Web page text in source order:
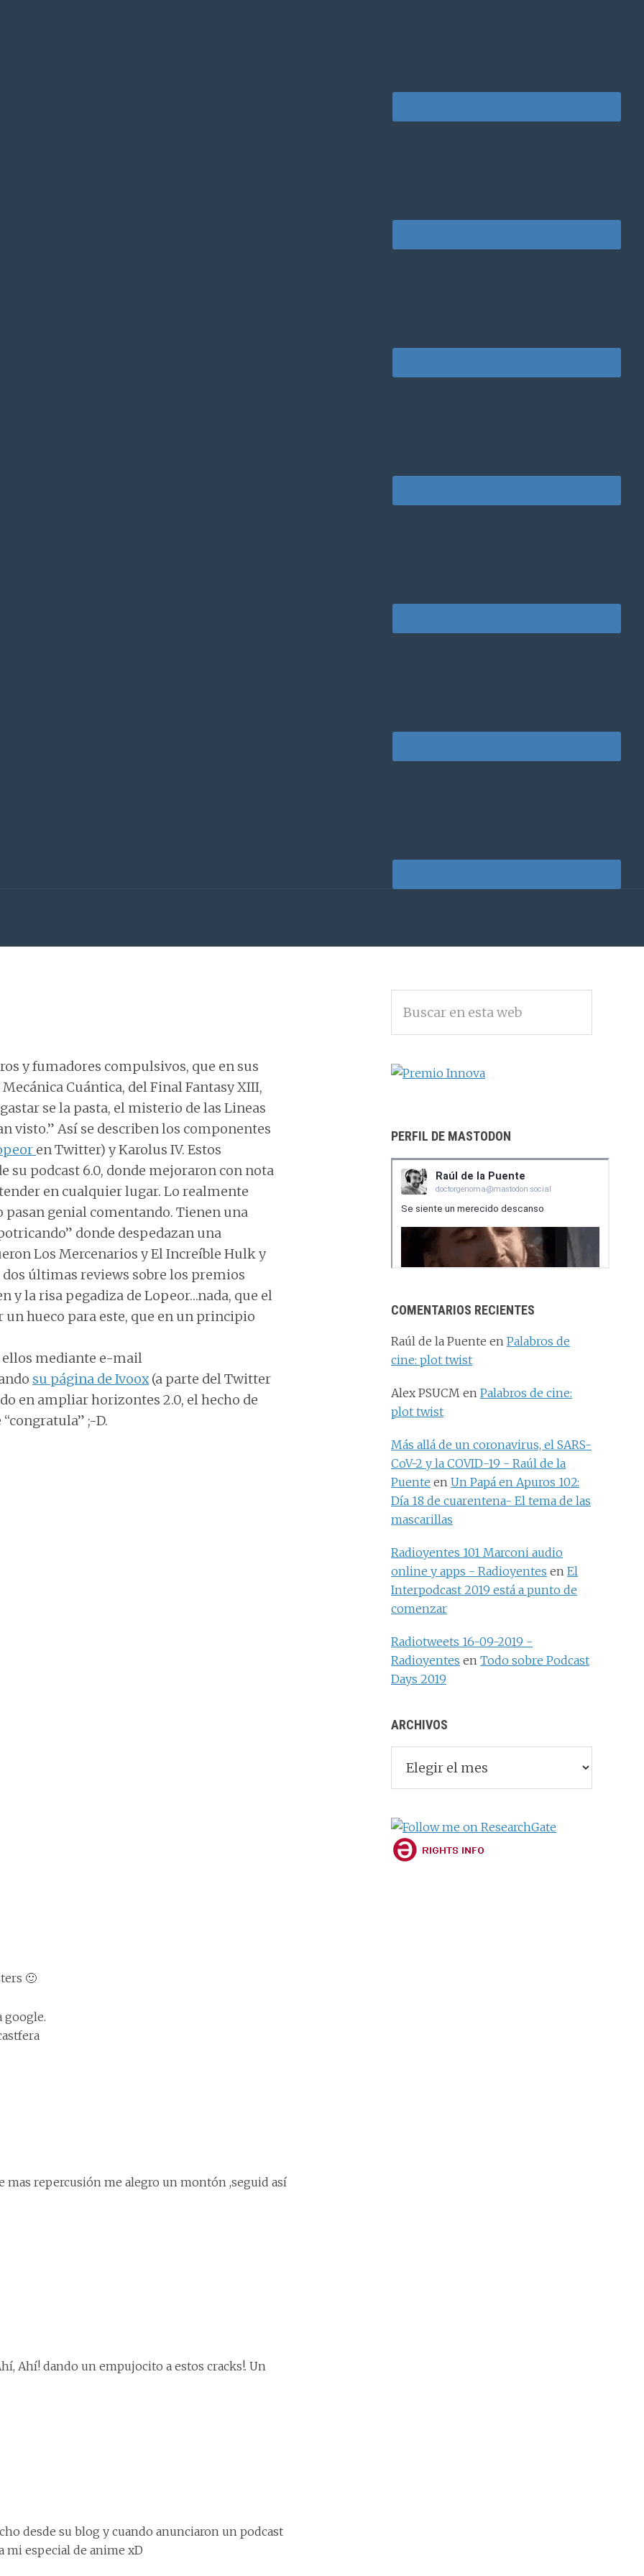
y fumadores compulsivos, que en sus
Cuántica, del Final Fantasy XIII,
se la pasta, el misterio de las Lineas
visto.” Así se describen los componentes
en Twitter) y Karolus IV. Estos
su podcast 6.0, donde mejoraron con nota
en cualquier lugar. Lo realmente
pasan genial comentando. Tienen una
donde despedazan una
Los Mercenarios y El Increíble Hulk y
últimas reviews sobre los premios
y la risa pegadiza de Lopeor…nada, que el
hueco para este, que en un principio
ellos mediante e-mail
su página de Ivoox(a parte del Twitter
en ampliar horizontes 2.0, el hecho de
;-D.
🙂
google.
mas repercusión me alegro un montón ,seguid así
Ahí! dando un empujocito a estos cracks!. Un
desde su blog y cuando anunciaron un podcast
mi especial de anime xD
BARRA
LATERAL
PRINCIPAL
en
esta
PERFIL DE MASTODON
COMENTARIOS RECIENTES
Raúl de la Puente en Palabros de
cine: plot twist
Alex PSUCM en Palabros de cine:
plot twist
Más allá de un coronavirus, el SARS-
CoV-2 y la COVID-19 - Raúl de la
Puente en Un Papá en Apuros 102:
Día 18 de cuarentena- El tema de las
mascarillas
Radioyentes 101 Marconi audio
online y apps - Radioyentes en El
Interpodcast 2019 está a punto de
comenzar
Radiotweets 16-09-2019 -
Radioyentes en Todo sobre Podcast
Days 2019
ARCHIVOS